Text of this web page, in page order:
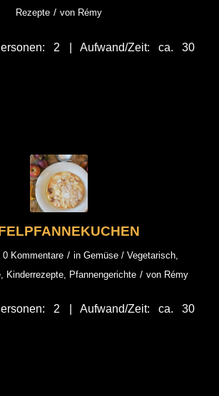
Rezepte / von Rémy
2 | Aufwand/Zeit: ca. 30
0 Kommentare / in Gemüse / Vegetarisch,
, Kinderrezepte, Pfannengerichte / von Rémy
2 | Aufwand/Zeit: ca. 30